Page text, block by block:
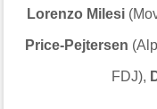
Lorenzo Milesi
Price-Pejtersen
FDJ),